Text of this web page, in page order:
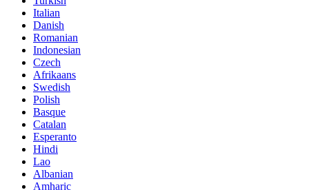
Italian
Danish
Romanian
Indonesian
Czech
Afrikaans
Swedish
Polish
Basque
Catalan
Esperanto
Hindi
Lao
Albanian
Amharic